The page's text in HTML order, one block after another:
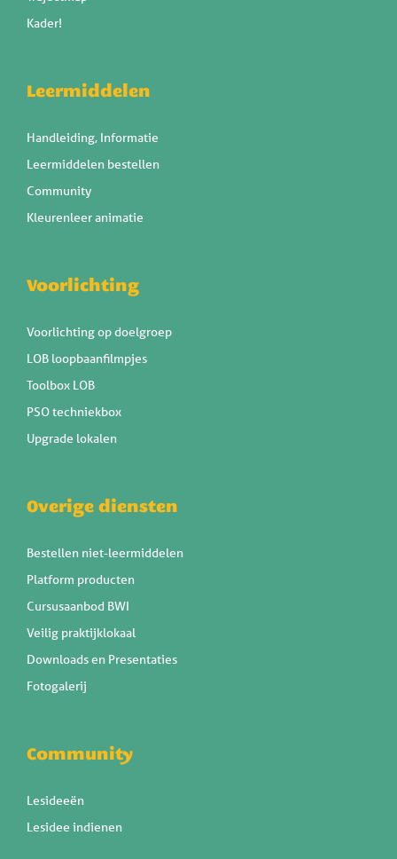
Kader!
Leermiddelen
Handleiding, Informatie
Leermiddelen bestellen
Community
Kleurenleer animatie
Voorlichting
Voorlichting op doelgroep
LOB loopbaanfilmpjes
Toolbox LOB
PSO techniekbox
Upgrade lokalen
Overige diensten
Bestellen niet-leermiddelen
Platform producten
Cursusaanbod BWI
Veilig praktijklokaal
Downloads en Presentaties
Fotogalerij
Community
Lesideeën
Lesidee indienen